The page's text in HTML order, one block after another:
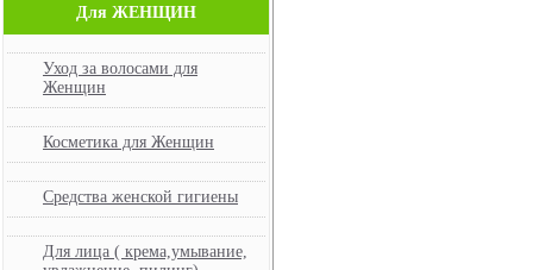
Для ЖЕНЩИН
Уход за волосами для
Женщин
Косметика для Женщин
Средства женской гигиены
Для лица ( крема,умывание,